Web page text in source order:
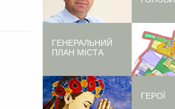
ГЕНЕРАЛЬНИЙ
ПЛАН МІСТА
ГЕРОЇ